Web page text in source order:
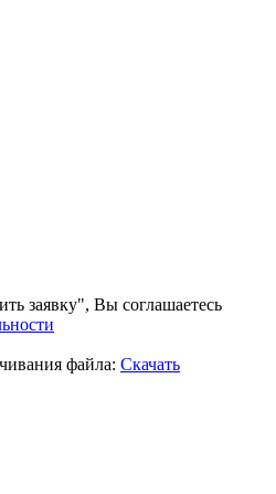
заявку", Вы соглашаетесь
файла: Скачать